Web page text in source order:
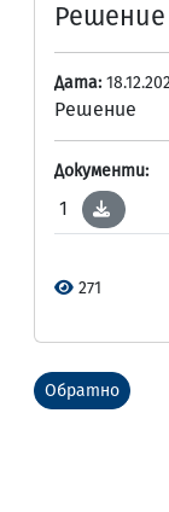
Решение
Дата:
Решение
Документи:
1
271
Обратно